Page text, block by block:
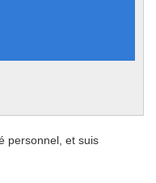
personnel, et suis